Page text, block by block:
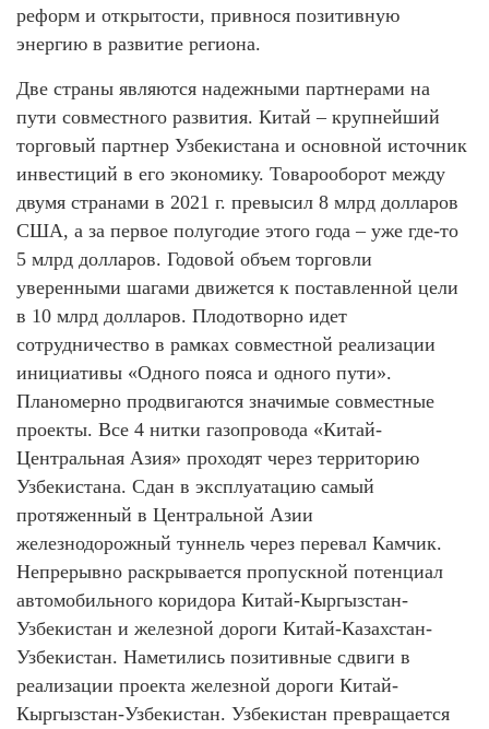
реформ и открытости, привнося позитивную
энергию в развитие региона.
Две страны являются надежными партнерами на
пути совместного развития. Китай – крупнейший
торговый партнер Узбекистана и основной источник
инвестиций в его экономику. Товарооборот между
двумя странами в 2021 г. превысил 8 млрд долларов
США, а за первое полугодие этого года – уже где-то
5 млрд долларов. Годовой объем торговли
уверенными шагами движется к поставленной цели
в 10 млрд долларов. Плодотворно идет
сотрудничество в рамках совместной реализации
инициативы «Одного пояса и одного пути».
Планомерно продвигаются значимые совместные
проекты. Все 4 нитки газопровода «Китай-
Центральная Азия» проходят через территорию
Узбекистана. Сдан в эксплуатацию самый
протяженный в Центральной Азии
железнодорожный туннель через перевал Камчик.
Непрерывно раскрывается пропускной потенциал
автомобильного коридора Китай-Кыргызстан-
Узбекистан и железной дороги Китай-Казахстан-
Узбекистан. Наметились позитивные сдвиги в
реализации проекта железной дороги Китай-
Кыргызстан-Узбекистан. Узбекистан превращается